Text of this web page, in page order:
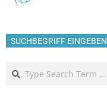
SUCHBEGRIFF EINGEBEN
Search